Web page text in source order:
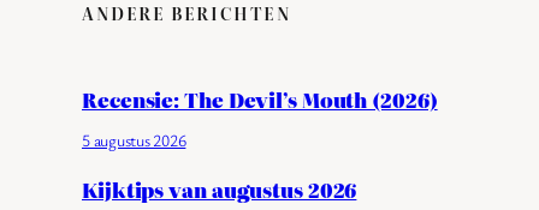
ANDERE BERICHTEN
Recensie: The Devil’s Mouth (2026)
5 augustus 2026
Kijktips van augustus 2026